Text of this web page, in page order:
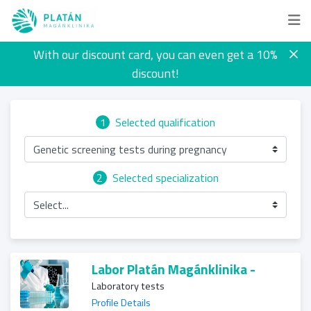
With our discount card, you can even get a 10%
discount!
1 Selected qualification
Genetic screening tests during pregnancy
2
Selected specialization
Select...
Labor Platán Magánklinika -
Laboratory tests
Profile Details